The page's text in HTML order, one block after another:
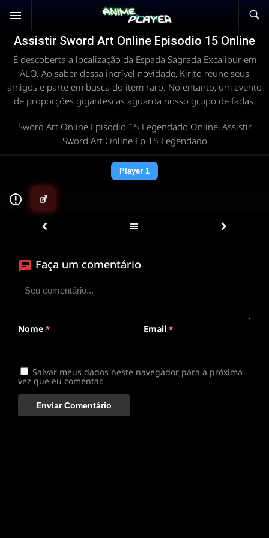
Assistir Sword Art Online Episodio 15 Online
É descoberta a localização da Espada Sagrada Excalibur em
ALO. Ao saber dessa incrível novidade, Kirito reúne seus
amigos e parte em busca do item raro. No entanto, um evento
de proporções gigantescas aguarda nosso grupo de fadas.
Sword Art Online Episodio 15 Legendado Online, Assistir
Sword Art Online Ep 15 Legendado
Player 1
▶
ANIMEPLAYER
Clique para assistir
Faça um comentário
Nome * Email *
Salvar meus dados neste navegador para a próxima
vez que eu comentar.